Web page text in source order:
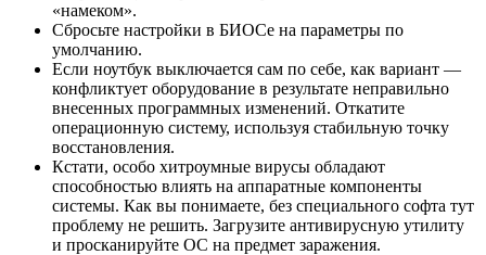
«намеком».
Сбросьте настройки в БИОСе на параметры по
умолчанию.
Если ноутбук выключается сам по себе, как вариант —
конфликтует оборудование в результате неправильно
внесенных программных изменений. Откатите
операционную систему, используя стабильную точку
восстановления.
Кстати, особо хитроумные вирусы обладают
способностью влиять на аппаратные компоненты
системы. Как вы понимаете, без специального софта тут
проблему не решить. Загрузите антивирусную утилиту
и просканируйте ОС на предмет заражения.